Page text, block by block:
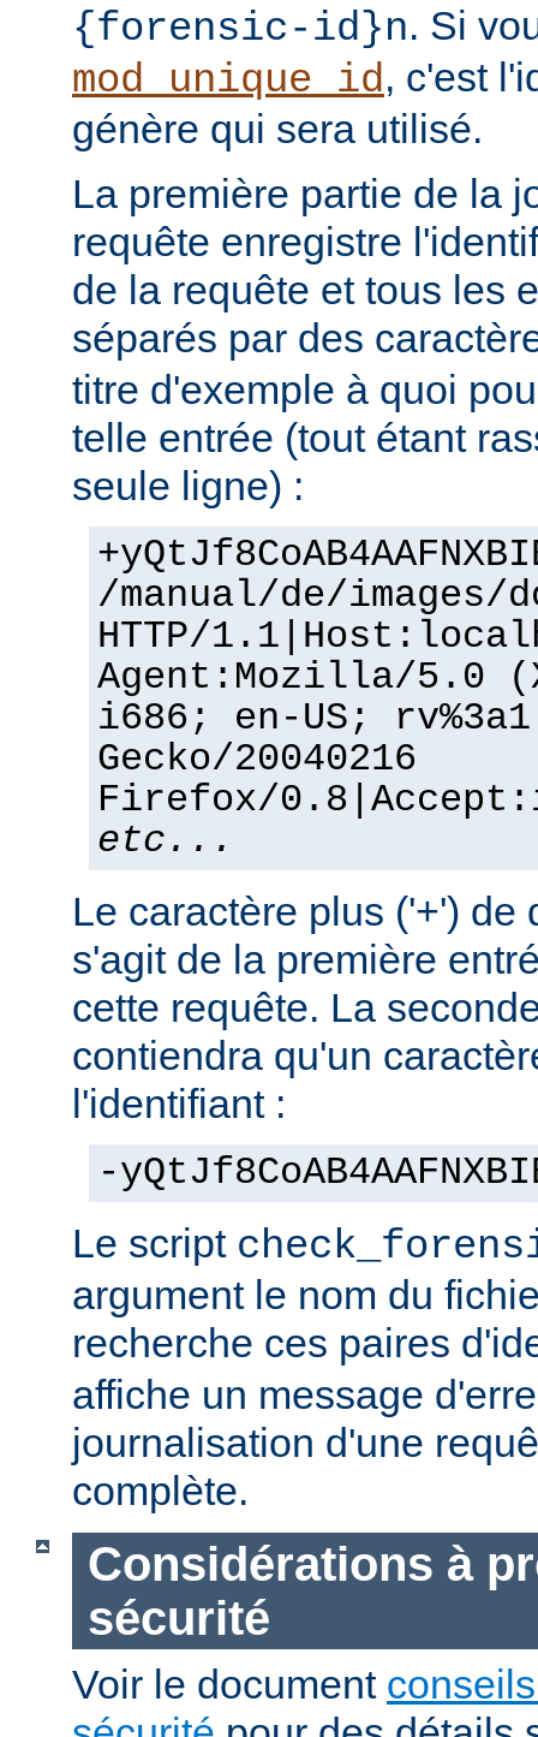
{forensic-id}n. Si
mod_unique_id, c'est
génère qui sera utilisé.
La première partie de la
requête enregistre
de la requête et tous les
séparés par des
titre d'exemple à quoi
telle entrée (tout étant
seule ligne) :
/manual/de/images/
HTTP/
Agent:Mozilla/5.0
i686; en-US;
Gecko/20040216
Firefox/
etc...
Le caractère plus ('+') de
s'agit de la première
cette requête. La
contiendra qu'un
l'identifiant :
-
Le script
argument le nom du
recherche ces paires
affiche un message
journalisation d'une
complète.
Considérations à
sécurité
Voir le document